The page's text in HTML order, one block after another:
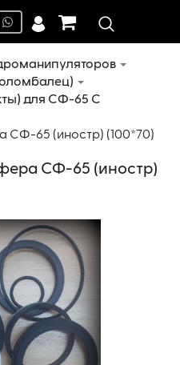
для СФ-65 С
СФ-65 (иностр) (100*70)
СФ-65 (иностр)